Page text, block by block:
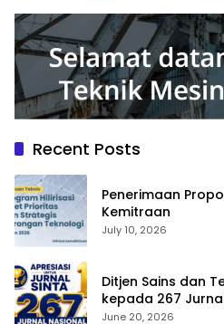
Recent Posts
Penerimaan
Kemitraan
July 10, 2026
Ditjen Sains dan
kepada 267
SINTA 1
June 20, 2026